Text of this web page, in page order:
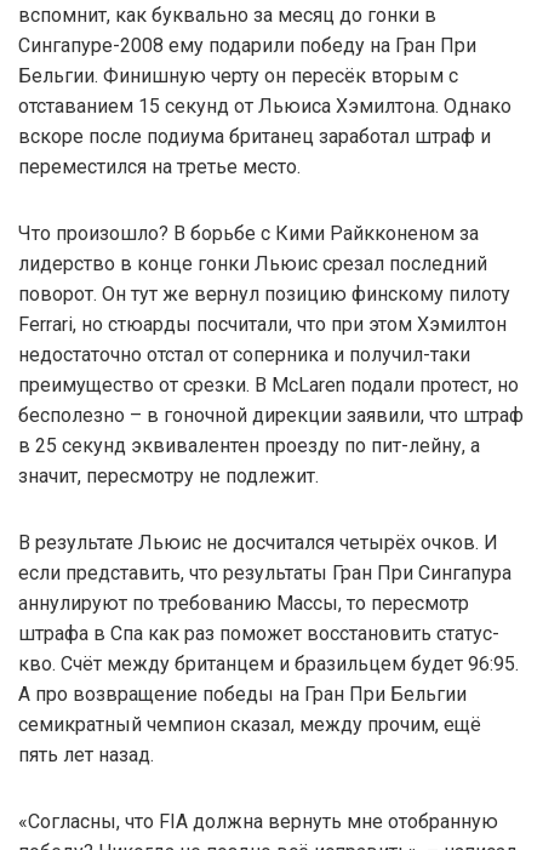
вспомнит, как буквально за месяц до гонки в
Сингапуре-2008 ему подарили победу на Гран При
Бельгии. Финишную черту он пересёк вторым с
отставанием 15 секунд от Льюиса Хэмилтона. Однако
вскоре после подиума британец заработал штраф и
переместился на третье место.
Что произошло? В борьбе с Кими Райкконеном за
лидерство в конце гонки Льюис срезал последний
поворот. Он тут же вернул позицию финскому пилоту
Ferrari, но стюарды посчитали, что при этом Хэмилтон
недостаточно отстал от соперника и получил-таки
преимущество от срезки. В McLaren подали протест, но
бесполезно – в гоночной дирекции заявили, что штраф
в 25 секунд эквивалентен проезду по пит-лейну, а
значит, пересмотру не подлежит.
В результате Льюис не досчитался четырёх очков. И
если представить, что результаты Гран При Сингапура
аннулируют по требованию Массы, то пересмотр
штрафа в Спа как раз поможет восстановить статус-
кво. Счёт между британцем и бразильцем будет 96:95.
А про возвращение победы на Гран При Бельгии
семикратный чемпион сказал, между прочим, ещё
пять лет назад.
«Согласны, что FIA должна вернуть мне отобранную